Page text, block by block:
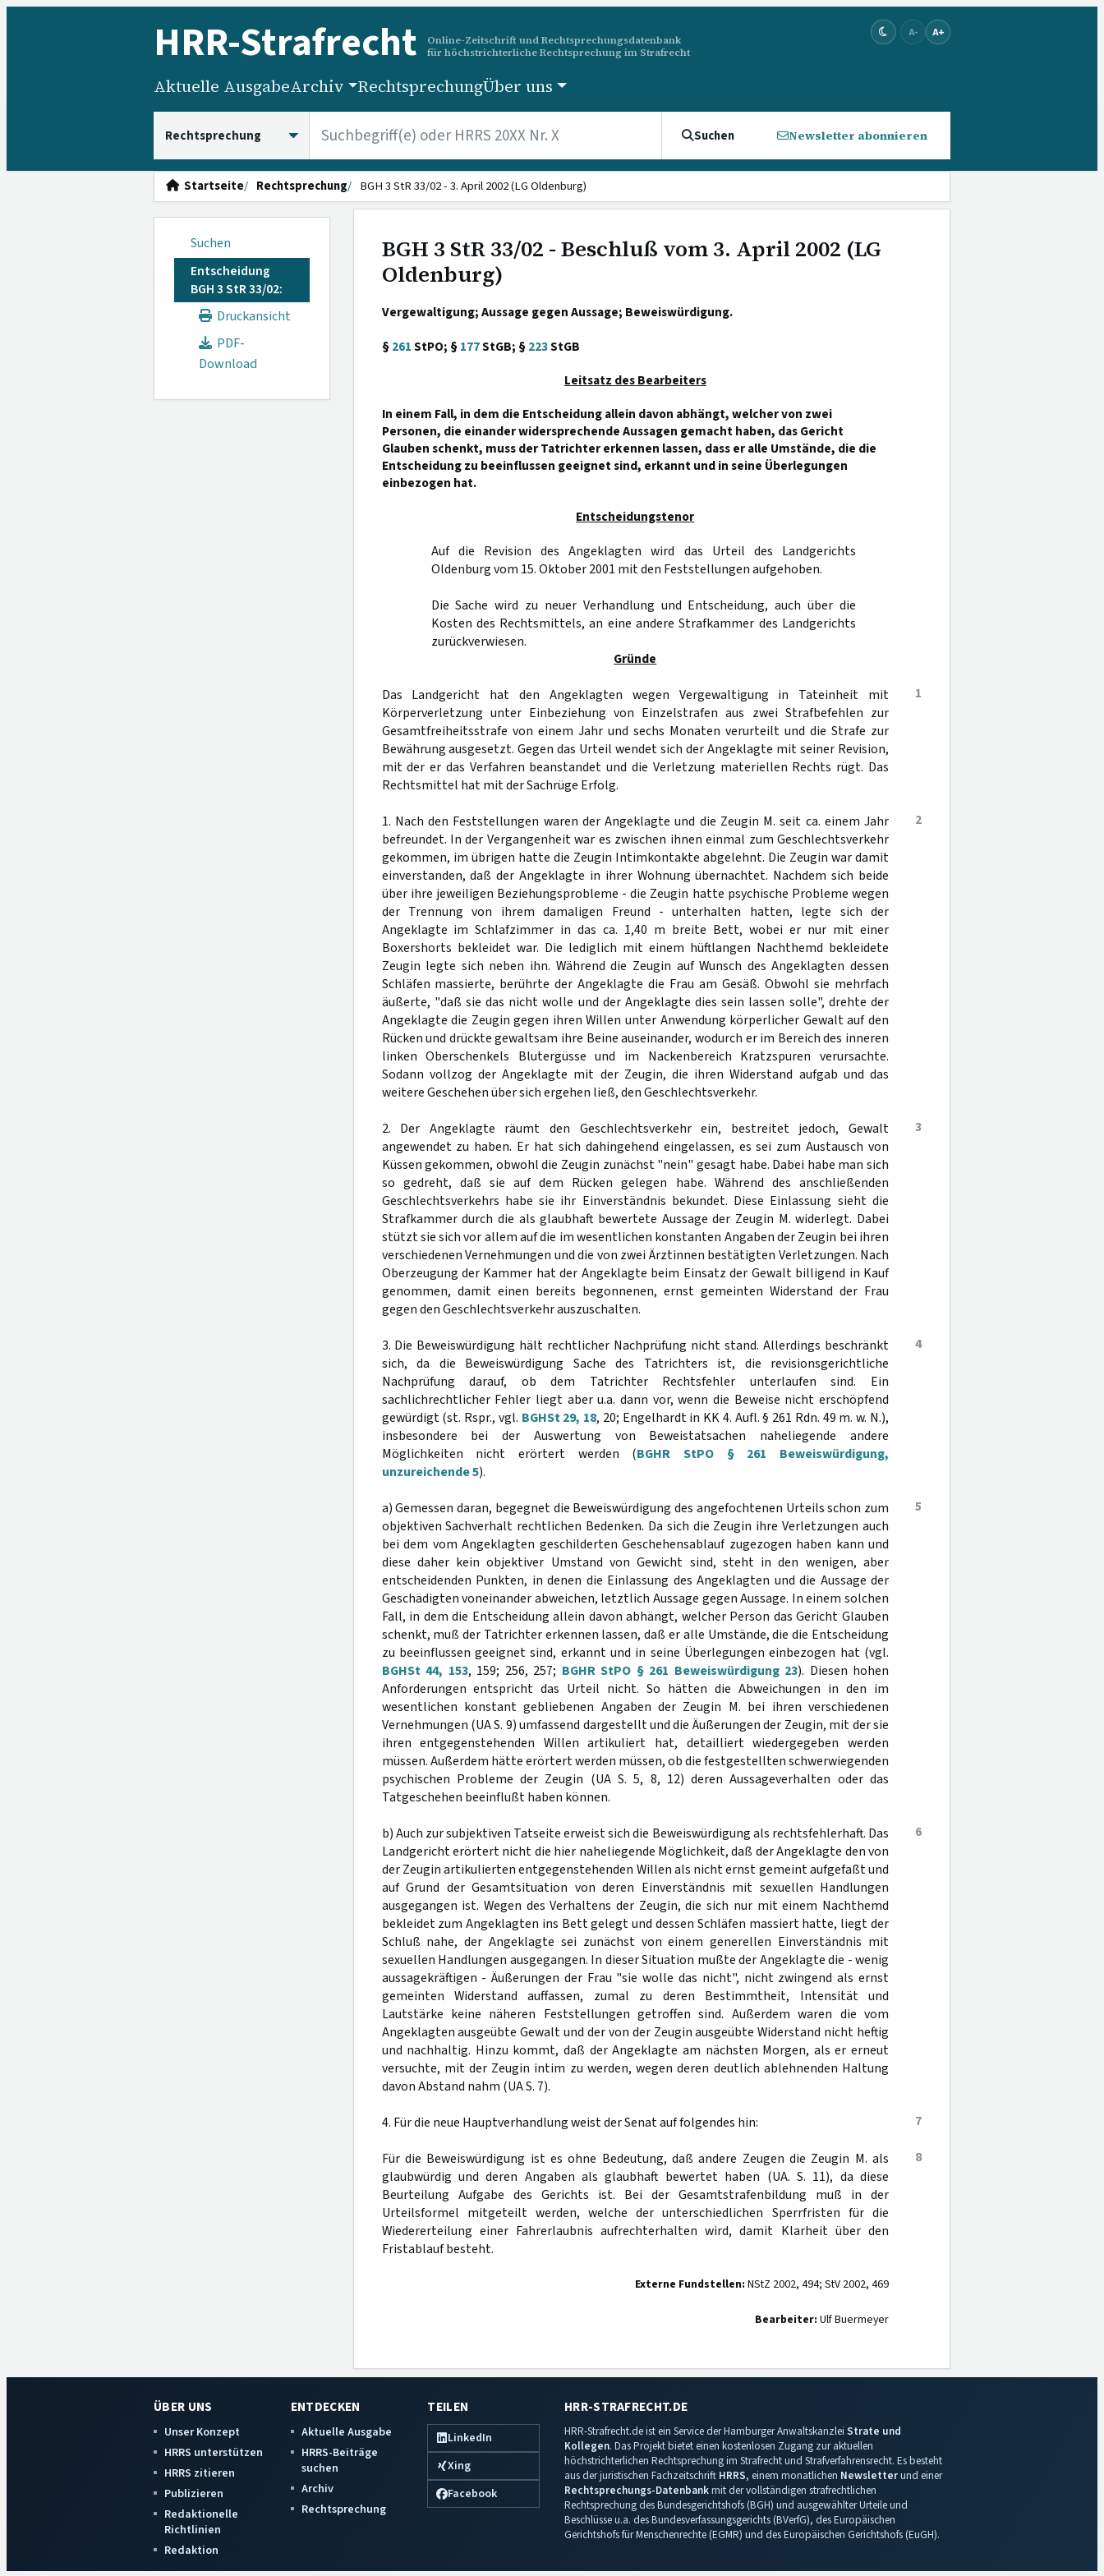
HRR-Strafrecht
Online-Zeitschrift und Rechtsprechungsdatenbank
für höchstrichterliche Rechtsprechung im Strafrecht
A- A+
Aktuelle AusgabeArchiv RechtsprechungÜber uns
Suchen Newsletter abonnieren
Startseite Rechtsprechung BGH 3 StR 33/02 - 3. April 2002 (LG Oldenburg)
Suchen
Entscheidung
BGH 3 StR 33/02:
Druckansicht
PDF-
Download
BGH 3 StR 33/02 - Beschluß vom 3. April 2002 (LG
Oldenburg)
Vergewaltigung; Aussage gegen Aussage; Beweiswürdigung.
§261StPO; §177StGB; §223StGB
Leitsatz des Bearbeiters
In einem Fall, in dem die Entscheidung allein davon abhängt, welcher von zwei
Personen, die einander widersprechende Aussagen gemacht haben, das Gericht
Glauben schenkt, muss der Tatrichter erkennen lassen, dass er alle Umstände, die die
Entscheidung zu beeinflussen geeignet sind, erkannt und in seine Überlegungen
einbezogen hat.
Entscheidungstenor
Auf die Revision des Angeklagten wird das Urteil des Landgerichts
Oldenburg vom 15. Oktober 2001 mit den Feststellungen aufgehoben.
Die Sache wird zu neuer Verhandlung und Entscheidung, auch über die
Kosten des Rechtsmittels, an eine andere Strafkammer des Landgerichts
zurückverwiesen.
Gründe
1
Das Landgericht hat den Angeklagten wegen Vergewaltigung in Tateinheit mit
Körperverletzung unter Einbeziehung von Einzelstrafen aus zwei Strafbefehlen zur
Gesamtfreiheitsstrafe von einem Jahr und sechs Monaten verurteilt und die Strafe zur
Bewährung ausgesetzt. Gegen das Urteil wendet sich der Angeklagte mit seiner Revision,
mit der er das Verfahren beanstandet und die Verletzung materiellen Rechts rügt. Das
Rechtsmittel hat mit der Sachrüge Erfolg.
2
1. Nach den Feststellungen waren der Angeklagte und die Zeugin M. seit ca. einem Jahr
befreundet. In der Vergangenheit war es zwischen ihnen einmal zum Geschlechtsverkehr
gekommen, im übrigen hatte die Zeugin Intimkontakte abgelehnt. Die Zeugin war damit
einverstanden, daß der Angeklagte in ihrer Wohnung übernachtet. Nachdem sich beide
über ihre jeweiligen Beziehungsprobleme - die Zeugin hatte psychische Probleme wegen
der Trennung von ihrem damaligen Freund - unterhalten hatten, legte sich der
Angeklagte im Schlafzimmer in das ca. 1,40 m breite Bett, wobei er nur mit einer
Boxershorts bekleidet war. Die lediglich mit einem hüftlangen Nachthemd bekleidete
Zeugin legte sich neben ihn. Während die Zeugin auf Wunsch des Angeklagten dessen
Schläfen massierte, berührte der Angeklagte die Frau am Gesäß. Obwohl sie mehrfach
äußerte, "daß sie das nicht wolle und der Angeklagte dies sein lassen solle", drehte der
Angeklagte die Zeugin gegen ihren Willen unter Anwendung körperlicher Gewalt auf den
Rücken und drückte gewaltsam ihre Beine auseinander, wodurch er im Bereich des inneren
linken Oberschenkels Blutergüsse und im Nackenbereich Kratzspuren verursachte.
Sodann vollzog der Angeklagte mit der Zeugin, die ihren Widerstand aufgab und das
weitere Geschehen über sich ergehen ließ, den Geschlechtsverkehr.
3
2. Der Angeklagte räumt den Geschlechtsverkehr ein, bestreitet jedoch, Gewalt
angewendet zu haben. Er hat sich dahingehend eingelassen, es sei zum Austausch von
Küssen gekommen, obwohl die Zeugin zunächst "nein" gesagt habe. Dabei habe man sich
so gedreht, daß sie auf dem Rücken gelegen habe. Während des anschließenden
Geschlechtsverkehrs habe sie ihr Einverständnis bekundet. Diese Einlassung sieht die
Strafkammer durch die als glaubhaft bewertete Aussage der Zeugin M. widerlegt. Dabei
stützt sie sich vor allem auf die im wesentlichen konstanten Angaben der Zeugin bei ihren
verschiedenen Vernehmungen und die von zwei Ärztinnen bestätigten Verletzungen. Nach
Oberzeugung der Kammer hat der Angeklagte beim Einsatz der Gewalt billigend in Kauf
genommen, damit einen bereits begonnenen, ernst gemeinten Widerstand der Frau
gegen den Geschlechtsverkehr auszuschalten.
4
3. Die Beweiswürdigung hält rechtlicher Nachprüfung nicht stand. Allerdings beschränkt
sich, da die Beweiswürdigung Sache des Tatrichters ist, die revisionsgerichtliche
Nachprüfung darauf, ob dem Tatrichter Rechtsfehler unterlaufen sind. Ein
sachlichrechtlicher Fehler liegt aber u.a. dann vor, wenn die Beweise nicht erschöpfend
gewürdigt (st. Rspr., vgl. BGHSt 29, 18, 20; Engelhardt in KK 4. Aufl. § 261 Rdn. 49 m. w. N.),
insbesondere bei der Auswertung von Beweistatsachen naheliegende andere
Möglichkeiten nicht erörtert werden (BGHR StPO § 261 Beweiswürdigung,
unzureichende 5).
5
a) Gemessen daran, begegnet die Beweiswürdigung des angefochtenen Urteils schon zum
objektiven Sachverhalt rechtlichen Bedenken. Da sich die Zeugin ihre Verletzungen auch
bei dem vom Angeklagten geschilderten Geschehensablauf zugezogen haben kann und
diese daher kein objektiver Umstand von Gewicht sind, steht in den wenigen, aber
entscheidenden Punkten, in denen die Einlassung des Angeklagten und die Aussage der
Geschädigten voneinander abweichen, letztlich Aussage gegen Aussage. In einem solchen
Fall, in dem die Entscheidung allein davon abhängt, welcher Person das Gericht Glauben
schenkt, muß der Tatrichter erkennen lassen, daß er alle Umstände, die die Entscheidung
zu beeinflussen geeignet sind, erkannt und in seine Überlegungen einbezogen hat (vgl.
BGHSt 44, 153, 159; 256, 257; BGHR StPO § 261 Beweiswürdigung 23). Diesen hohen
Anforderungen entspricht das Urteil nicht. So hätten die Abweichungen in den im
wesentlichen konstant gebliebenen Angaben der Zeugin M. bei ihren verschiedenen
Vernehmungen (UA S. 9) umfassend dargestellt und die Äußerungen der Zeugin, mit der sie
ihren entgegenstehenden Willen artikuliert hat, detailliert wiedergegeben werden
müssen. Außerdem hätte erörtert werden müssen, ob die festgestellten schwerwiegenden
psychischen Probleme der Zeugin (UA S. 5, 8, 12) deren Aussageverhalten oder das
Tatgeschehen beeinflußt haben können.
6
b) Auch zur subjektiven Tatseite erweist sich die Beweiswürdigung als rechtsfehlerhaft. Das
Landgericht erörtert nicht die hier naheliegende Möglichkeit, daß der Angeklagte den von
der Zeugin artikulierten entgegenstehenden Willen als nicht ernst gemeint aufgefaßt und
auf Grund der Gesamtsituation von deren Einverständnis mit sexuellen Handlungen
ausgegangen ist. Wegen des Verhaltens der Zeugin, die sich nur mit einem Nachthemd
bekleidet zum Angeklagten ins Bett gelegt und dessen Schläfen massiert hatte, liegt der
Schluß nahe, der Angeklagte sei zunächst von einem generellen Einverständnis mit
sexuellen Handlungen ausgegangen. In dieser Situation mußte der Angeklagte die - wenig
aussagekräftigen - Äußerungen der Frau "sie wolle das nicht", nicht zwingend als ernst
gemeinten Widerstand auffassen, zumal zu deren Bestimmtheit, Intensität und
Lautstärke keine näheren Feststellungen getroffen sind. Außerdem waren die vom
Angeklagten ausgeübte Gewalt und der von der Zeugin ausgeübte Widerstand nicht heftig
und nachhaltig. Hinzu kommt, daß der Angeklagte am nächsten Morgen, als er erneut
versuchte, mit der Zeugin intim zu werden, wegen deren deutlich ablehnenden Haltung
davon Abstand nahm (UA S. 7).
7
4. Für die neue Hauptverhandlung weist der Senat auf folgendes hin:
8
Für die Beweiswürdigung ist es ohne Bedeutung, daß andere Zeugen die Zeugin M. als
glaubwürdig und deren Angaben als glaubhaft bewertet haben (UA. S. 11), da diese
Beurteilung Aufgabe des Gerichts ist. Bei der Gesamtstrafenbildung muß in der
Urteilsformel mitgeteilt werden, welche der unterschiedlichen Sperrfristen für die
Wiedererteilung einer Fahrerlaubnis aufrechterhalten wird, damit Klarheit über den
Fristablauf besteht.
Externe Fundstellen: NStZ 2002, 494; StV 2002, 469
Bearbeiter: Ulf Buermeyer
ÜBER UNS
Unser Konzept
HRRS unterstützen
HRRS zitieren
Publizieren
Redaktionelle
Richtlinien
Redaktion
ENTDECKEN
Aktuelle Ausgabe
HRRS-Beiträge
suchen
Archiv
Rechtsprechung
TEILEN
LinkedIn
Xing
Facebook
HRR-STRAFRECHT.DE
HRR-Strafrecht.de ist ein Service der Hamburger Anwaltskanzlei Strate und
Kollegen. Das Projekt bietet einen kostenlosen Zugang zur aktuellen
höchstrichterlichen Rechtsprechung im Strafrecht und Strafverfahrensrecht. Es besteht
aus der juristischen Fachzeitschrift HRRS, einem monatlichen Newsletterund einer
Rechtsprechungs-Datenbankmit der vollständigen strafrechtlichen
Rechtsprechung des Bundesgerichtshofs (BGH) und ausgewählter Urteile und
Beschlüsse u.a. des Bundesverfassungsgerichts (BVerfG), des Europäischen
Gerichtshofs für Menschenrechte (EGMR) und des Europäischen Gerichtshofs (EuGH).